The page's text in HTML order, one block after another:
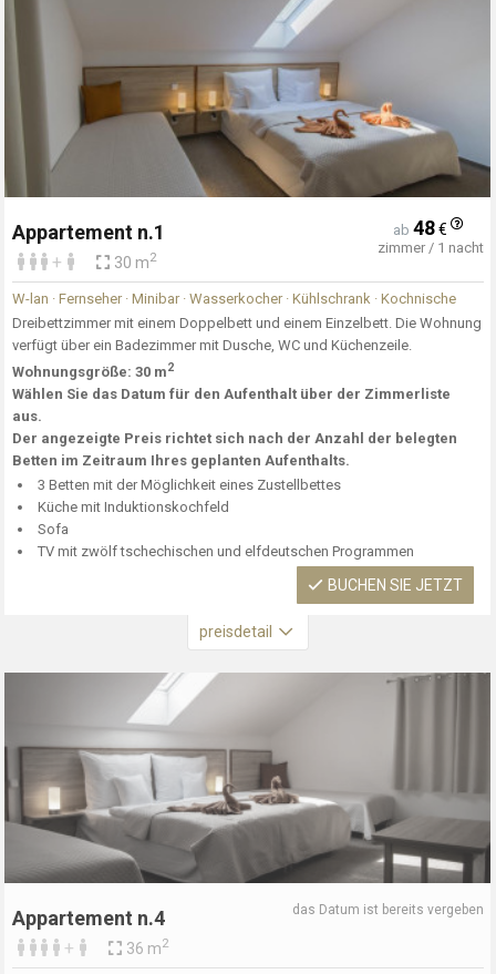
Appartement n.1
+ 30 m2
ab 48€
zimmer / 1 nacht
W-lan · Fernseher · Minibar · Wasserkocher · Kühlschrank · Kochnische
Dreibettzimmer mit einem Doppelbett und einem Einzelbett. Die Wohnung
verfügt über ein Badezimmer mit Dusche, WC und Küchenzeile.
Wohnungsgröße: 30 m2
Wählen Sie das Datum für den Aufenthalt über der Zimmerliste
aus.
Der angezeigte Preis richtet sich nach der Anzahl der belegten
Betten im Zeitraum Ihres geplanten Aufenthalts.
3 Betten mit der Möglichkeit eines Zustellbettes
Küche mit Induktionskochfeld
Sofa
TV mit zwölf tschechischen und elfdeutschen Programmen
BUCHEN SIE JETZT
preisdetail
Appartement n.4
+ 36 m2
das Datum ist bereits vergeben